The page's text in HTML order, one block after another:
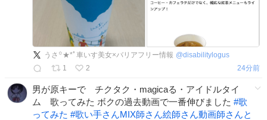
うさ꙳★*ﾟ車いす美女×バリアフリー情報 @disabilitylogus
1
2 25分前
男が原キーで チクタク・magicaる・アイドルタイ
ム 歌ってみた ボクの過去動画で一番伸びました #歌
ってみた #歌い手さんMIX師さん絵師さん動画師さんと